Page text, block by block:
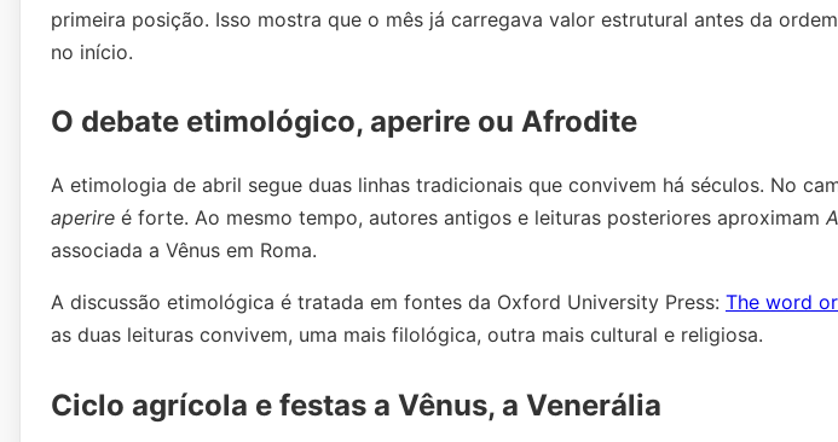
primeira posição. Isso mostra que o mês já carregava valor estrutural antes da
no início.
O debate etimológico, aperire ou Afrodite
A etimologia de abril segue duas linhas tradicionais que convivem há séculos. No
aperire é forte. Ao mesmo tempo, autores antigos e leituras posteriores aproximam
associada a Vênus em Roma.
A discussão etimológica é tratada em fontes da Oxford University Press: The word
as duas leituras convivem, uma mais filológica, outra mais cultural e religiosa.
Ciclo agrícola e festas a Vênus, a Venerália